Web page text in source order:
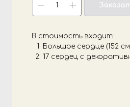
В стоимость входит:
Большое сердце (152
17 сердец с